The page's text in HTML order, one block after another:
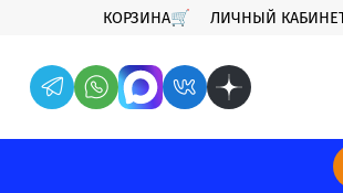
КОРЗИНА🛒 ЛИЧНЫЙ